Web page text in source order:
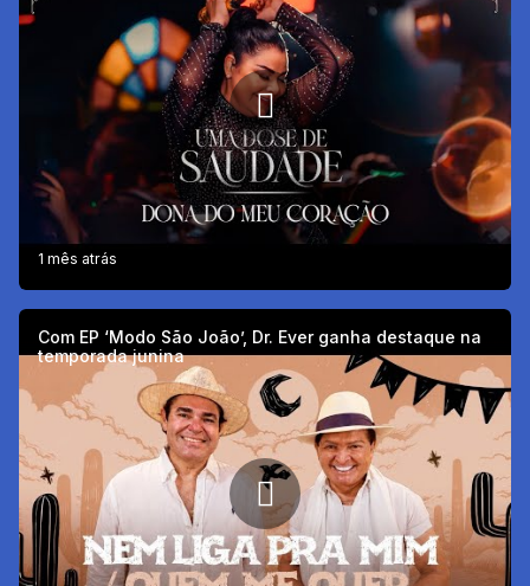
1 mês atrás
Com EP ‘Modo São João’, Dr. Ever ganha destaque na
temporada junina